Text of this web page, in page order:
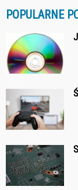
POPULARNE